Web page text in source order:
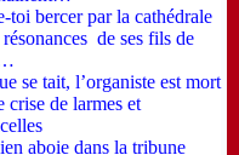
toi bercer par la cathédrale
de ses fils de
se tait, l’organiste est mort
crise de larmes et
aboie dans la tribune